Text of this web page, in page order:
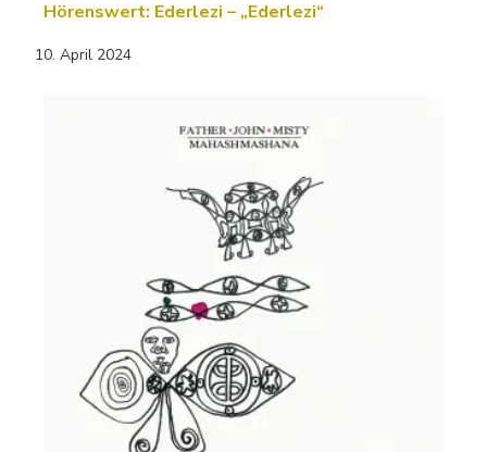
Hörenswert: Ederlezi – „Ederlezi“
10. April 2024